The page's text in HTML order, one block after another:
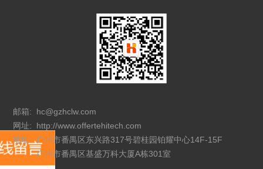
邮箱:
hc@gzhclw.com
网址:
http://www.offertehitech.com
地址:
广州市番禺区东兴路317号碧桂园铂耀中心14F-15F
广州市番禺区基盛万科大厦A栋301室